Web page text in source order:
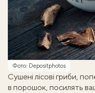
Фото: Depositphotos
Сушені лісові гриби,
в порошок, посилять